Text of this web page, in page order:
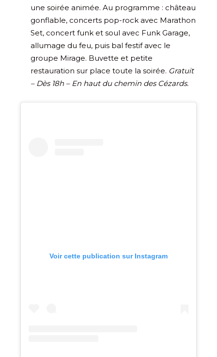
une soirée animée. Au programme : château
gonflable, concerts pop-rock avec Marathon
Set, concert funk et soul avec Funk Garage,
allumage du feu, puis bal festif avec le
groupe Mirage. Buvette et petite
restauration sur place toute la soirée. Gratuit
– Dès 18h – En haut du chemin des Cézards.
Voir cette publication sur Instagram